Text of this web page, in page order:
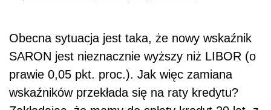
Obecna sytuacja jest taka, że nowy wskaźnik
SARON jest nieznacznie wyższy niż LIBOR (o
prawie 0,05 pkt. proc.). Jak więc zamiana
wskaźników przekłada się na raty kredytu?